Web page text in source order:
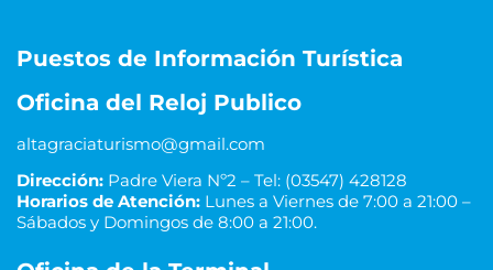
Puestos de Información Turística
Oficina del Reloj Publico
altagraciaturismo@gmail.com
Dirección: Padre Viera Nº2 – Tel: (03547) 428128
Horarios de Atención: Lunes a Viernes de 7:00 a 21:00 –
Sábados y Domingos de 8:00 a 21:00.